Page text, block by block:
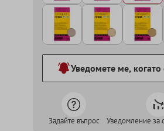
Уведомете ме,
Задайте въпрос Уведомление за